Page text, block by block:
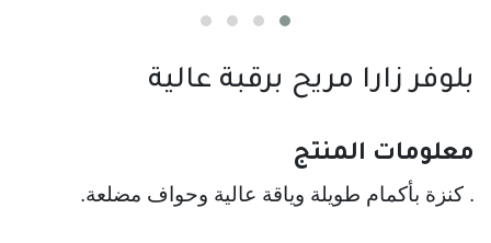
بلوفر زارا مريح برقبة عالية
معلومات المنتج
. كنزة بأكمام طويلة وياقة عالية وحواف مضلعة.